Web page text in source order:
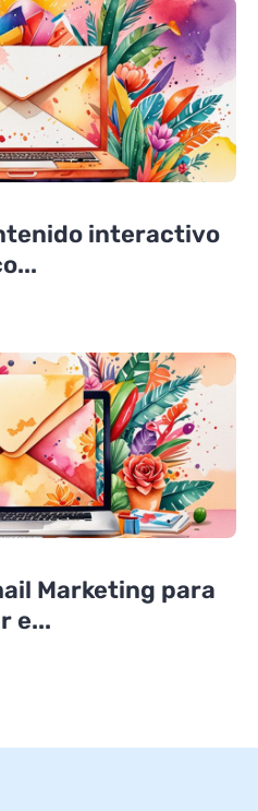
interactivo
Marketing para
e...